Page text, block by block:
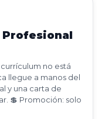
Profesional
no está
llegue a manos del
y una carta de
💲 Promoción: solo